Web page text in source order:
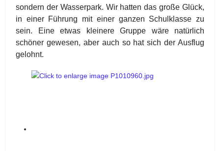
sondern der Wasserpark. Wir hatten das große Glück,
in einer Führung mit einer ganzen Schulklasse zu
sein. Eine etwas kleinere Gruppe wäre natürlich
schöner gewesen, aber auch so hat sich der Ausflug
gelohnt.